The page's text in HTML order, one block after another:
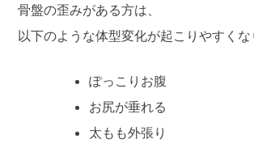
骨盤の歪みがある方は、
以下のような体型変化が起こりやすくな
ぽっこりお腹
お尻が垂れる
太もも外張り